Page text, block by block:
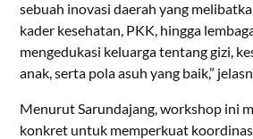
sebuah inovasi daerah yang
kader kesehatan, PKK, hingga
mengedukasi keluarga tentang gizi,
anak, serta pola asuh yang baik,”
Menurut Sarundajang, workshop ini
konkret untuk memperkuat